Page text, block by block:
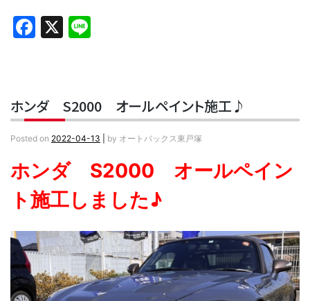
Facebook
X
ホンダ S2000 オールペイント施工♪
Posted on 2022-04-13 by オートバックス東戸塚
ホンダ S2000 オールペイン
ト施工しました♪